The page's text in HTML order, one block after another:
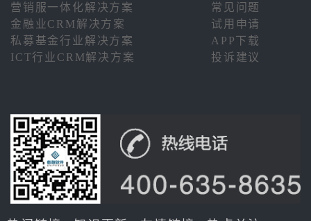
营销服一体化解决方案
常见问题
金融业CRM解决方案
试用申请
私募基金行业解决方案
APP下载
ICT行业CRM解决方案
投诉建议